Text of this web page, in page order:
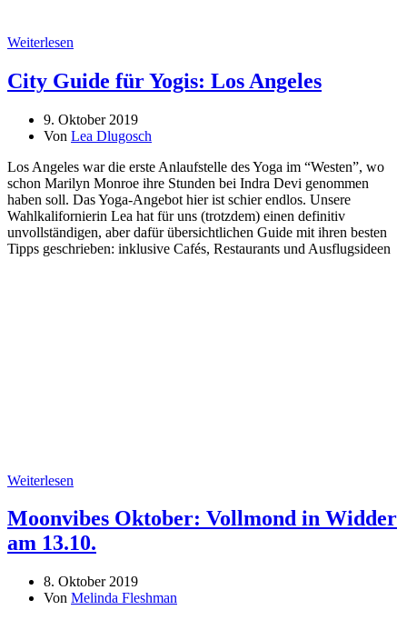
Weiterlesen
City Guide für Yogis: Los Angeles
9. Oktober 2019
Von Lea Dlugosch
Los Angeles war die erste Anlaufstelle des Yoga im “Westen”, wo
schon Marilyn Monroe ihre Stunden bei Indra Devi genommen
haben soll. Das Yoga-Angebot hier ist schier endlos. Unsere
Wahlkalifornierin Lea hat für uns (trotzdem) einen definitiv
unvollständigen, aber dafür übersichtlichen Guide mit ihren besten
Tipps geschrieben: inklusive Cafés, Restaurants und Ausflugsideen
Weiterlesen
Moonvibes Oktober: Vollmond in Widder
am 13.10.
8. Oktober 2019
Von Melinda Fleshman